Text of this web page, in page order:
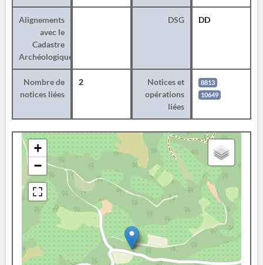
Alignements
avec le
Cadastre
Archéologique
DSG DD
Nombre de
notices liées
2
Notices et
opérations
liées
8813
10649
+
−